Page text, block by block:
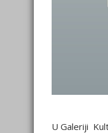
U Galeriji